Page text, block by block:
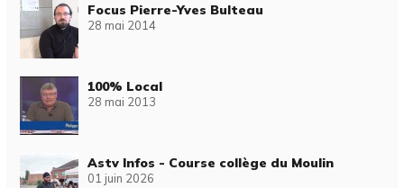
Focus Pierre-Yves Bulteau
28 mai 2014
100% Local
28 mai 2013
Astv Infos - Course collège du Moulin
01 juin 2026